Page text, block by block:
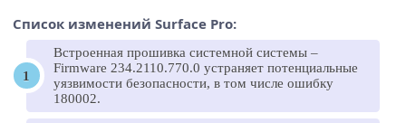
Список изменений Surface Pro:
Встроенная прошивка системной системы –
Firmware 234.2110.770.0 устраняет потенциальные
уязвимости безопасности, в том числе ошибку
180002.